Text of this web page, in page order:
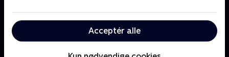
Acceptér alle
pludselig flytter til den lille by Port Devine i det
nordlige Irland, får det gang i sladderen.